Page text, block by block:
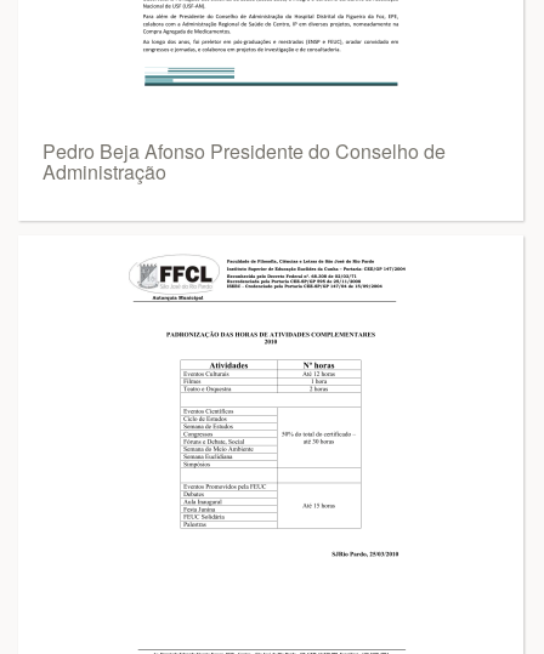
Pedro Beja Afonso Presidente do Conselho de
Administração